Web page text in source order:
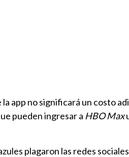
app no significará un costo
pueden ingresar a HBO Max
plagaron las redes